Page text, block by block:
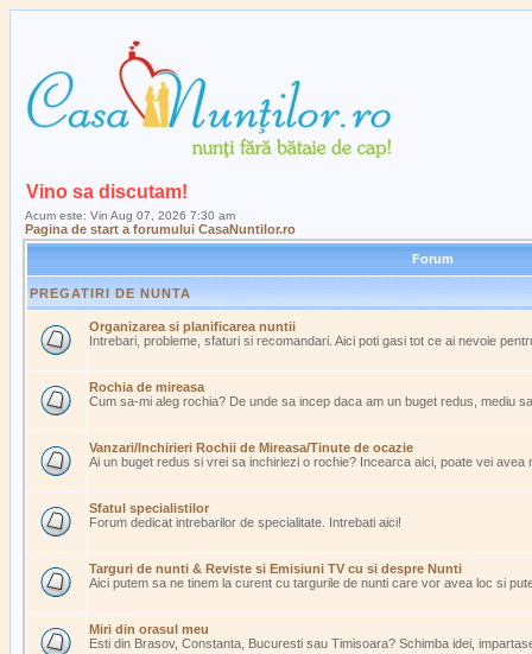
Vino sa discutam!
Acum este: Vin Aug 07, 2026 7:30 am
Pagina de start a forumului CasaNuntilor.ro
Forum
PREGATIRI DE NUNTA
Organizarea si planificarea nuntii
Intrebari, probleme, sfaturi si recomandari. Aici poti gasi tot ce ai nevoie
Rochia de mireasa
Cum sa-mi aleg rochia? De unde sa incep daca am un buget redus, mediu
Vanzari/Inchirieri Rochii de Mireasa/Tinute de ocazie
Ai un buget redus si vrei sa inchiriezi o rochie? Incearca aici, poate vei avea
Sfatul specialistilor
Forum dedicat intrebarilor de specialitate. Intrebati aici!
Targuri de nunti & Reviste si Emisiuni TV cu si despre Nunti
Aici putem sa ne tinem la curent cu targurile de nunti care vor avea loc si
Miri din orasul meu
Esti din Brasov, Constanta, Bucuresti sau Timisoara? Schimba idei,